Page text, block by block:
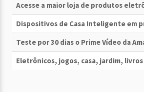
Acesse a maior loja de produtos
Dispositivos de Casa Inteligente em
Teste por 30 dias o Prime Vídeo da
Eletrônicos, jogos, casa, jardim, livros